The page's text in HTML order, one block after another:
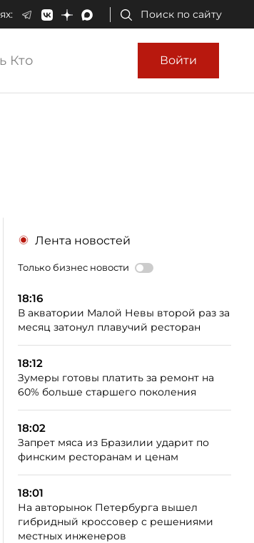
Поиск по сайту
Кто Войти
Лента новостей
Только бизнес новости
18:16
В акватории Малой Невы второй раз за
месяц затонул плавучий ресторан
18:12
Зумеры готовы платить за ремонт на
60% больше старшего поколения
18:02
Запрет мяса из Бразилии ударит по
финским ресторанам и ценам
18:01
На авторынок Петербурга вышел
гибридный кроссовер с решениями
местных инженеров